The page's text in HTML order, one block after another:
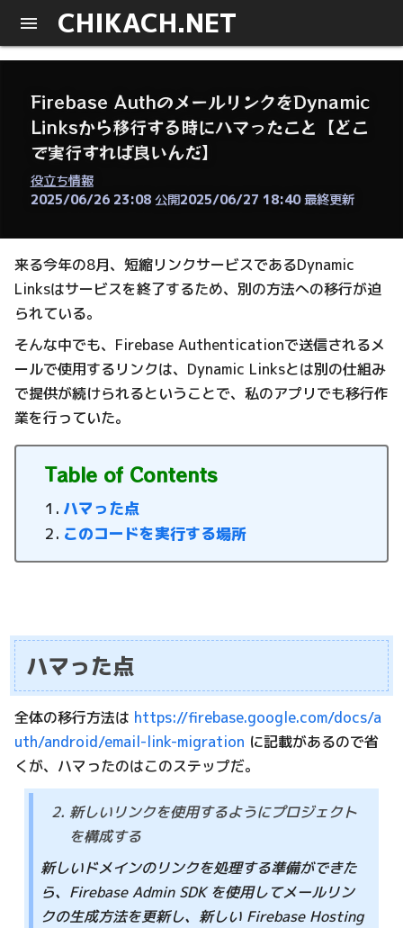
CHIKACH.NET
Firebase AuthのメールリンクをDynamic
Linksから移行する時にハマったこと【どこ
で実行すれば良いんだ】
役立ち情報
2025/06/26 23:08 公開2025/06/27 18:40 最終更新
来る今年の8月、短縮リンクサービスであるDynamic
Linksはサービスを終了するため、別の方法への移行が迫
られている。
そんな中でも、Firebase Authenticationで送信されるメ
ールで使用するリンクは、Dynamic Linksとは別の仕組み
で提供が続けられるということで、私のアプリでも移行作
業を行っていた。
Table of Contents
ハマった点
このコードを実行する場所
ハマった点
全体の移行方法は https://firebase.google.com/docs/a
uth/android/email-link-migration に記載があるので省
くが、ハマったのはこのステップだ。
新しいリンクを使用するようにプロジェクト
を構成する
新しいドメインのリンクを処理する準備ができた
ら、Firebase Admin SDK を使用してメールリン
クの生成方法を更新し、新しい Firebase Hosting